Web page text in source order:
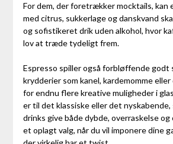
For dem, der foretrækker mocktails, kan
med citrus, sukkerlage og danskvand
og sofistikeret drik uden alkohol, hvor
lov at træde tydeligt frem.
Espresso spiller også forbløffende godt
krydderier som kanel, kardemomme
for endnu flere kreative muligheder i
er til det klassiske eller det nyskabende,
drinks give både dybde, overraskelse og
et oplagt valg, når du vil imponere dine